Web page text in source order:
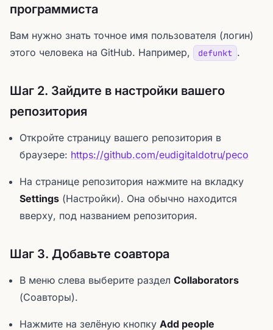
программиста
Вам нужно знать точное имя пользователя (логин)
этого человека на GitHub. Например,
defunkt .
Шаг 2. Зайдите в настройки вашего
репозитория
Откройте страницу вашего репозитория в
браузере: https://github.com/eudigitaldotru/peco
На странице репозитория нажмите на вкладку
Settings (Настройки). Она обычно находится
вверху, под названием репозитория.
Шаг 3. Добавьте соавтора
В меню слева выберите раздел Collaborators
(Соавторы).
Нажмите на зелёную кнопку Add people